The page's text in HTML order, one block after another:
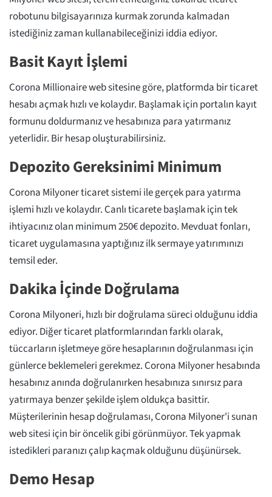
robotunu bilgisayarınıza kurmak zorunda kalmadan
istediğiniz zaman kullanabileceğinizi iddia ediyor.
Basit Kayıt İşlemi
Corona Millionaire web sitesine göre, platformda bir ticaret
hesabı açmak hızlı ve kolaydır. Başlamak için portalın kayıt
formunu doldurmanız ve hesabınıza para yatırmanız
yeterlidir. Bir hesap oluşturabilirsiniz.
Depozito Gereksinimi Minimum
Corona Milyoner ticaret sistemi ile gerçek para yatırma
işlemi hızlı ve kolaydır. Canlı ticarete başlamak için tek
ihtiyacınız olan minimum 250€ depozito. Mevduat fonları,
ticaret uygulamasına yaptığınız ilk sermaye yatırımınızı
temsil eder.
Dakika İçinde Doğrulama
Corona Milyoneri, hızlı bir doğrulama süreci olduğunu iddia
ediyor. Diğer ticaret platformlarından farklı olarak,
tüccarların işletmeye göre hesaplarının doğrulanması için
günlerce beklemeleri gerekmez. Corona Milyoner hesabında
hesabınız anında doğrulanırken hesabınıza sınırsız para
yatırmaya benzer şekilde işlem oldukça basittir.
Müşterilerinin hesap doğrulaması, Corona Milyoner'i sunan
web sitesi için bir öncelik gibi görünmüyor. Tek yapmak
istedikleri paranızı çalıp kaçmak olduğunu düşünürsek.
Demo Hesap